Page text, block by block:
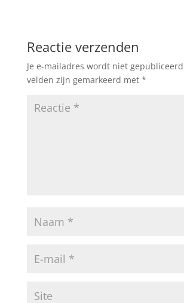
Reactie verzenden
Je e-mailadres wordt niet
velden zijn gemarkeerd met *